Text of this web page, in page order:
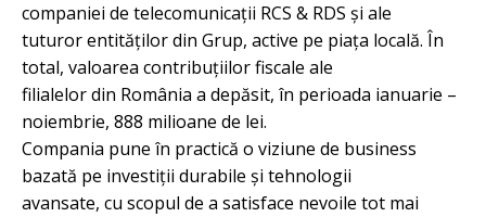
companiei de telecomunicații RCS & RDS și ale
tuturor entităților din Grup, active pe piața locală. În
total, valoarea contribuțiilor fiscale ale
filialelor din România a depăsit, în perioada ianuarie –
noiembrie, 888 milioane de lei.
Compania pune în practică o viziune de business
bazată pe investiții durabile și tehnologii
avansate, cu scopul de a satisface nevoile tot mai